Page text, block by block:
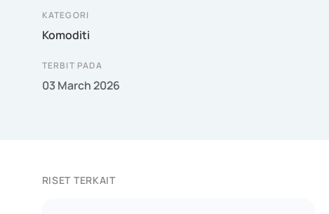
KATEGORI
Komoditi
TERBIT PADA
03 March 2026
RISET TERKAIT